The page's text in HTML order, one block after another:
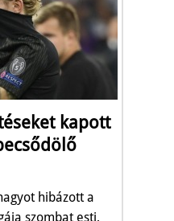
kapott
hibázott a
szombat esti,